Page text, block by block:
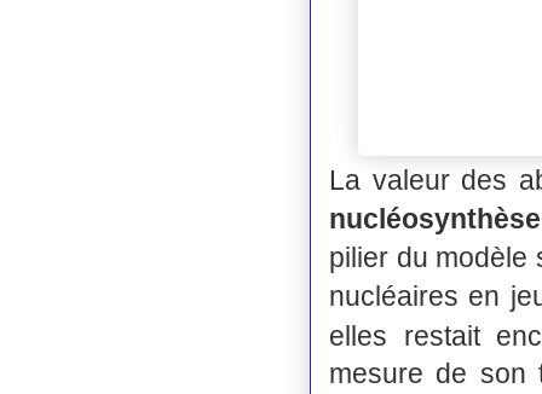
La valeur des
pilier du modèle
nucléaires en
elles restait
mesure de son